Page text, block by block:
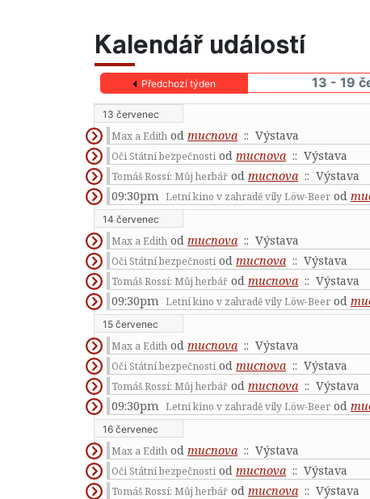
Kalendář událostí
Předchozí týden 13 - 19
13 červenec
Max a Edith od mucnova :: Výstava
Oči Státní bezpečnosti od mucnova :: Výstava
Tomáš Rossí: Můj herbář od mucnova :: Výstava
09:30pm Letní kino v zahradě vily Löw-Beer od
14 červenec
Max a Edith od mucnova :: Výstava
Oči Státní bezpečnosti od mucnova :: Výstava
Tomáš Rossí: Můj herbář od mucnova :: Výstava
09:30pm Letní kino v zahradě vily Löw-Beer od
15 červenec
Max a Edith od mucnova :: Výstava
Oči Státní bezpečnosti od mucnova :: Výstava
Tomáš Rossí: Můj herbář od mucnova :: Výstava
09:30pm Letní kino v zahradě vily Löw-Beer od
16 červenec
Max a Edith od mucnova :: Výstava
Oči Státní bezpečnosti od mucnova :: Výstava
Tomáš Rossí: Můj herbář od mucnova :: Výstava